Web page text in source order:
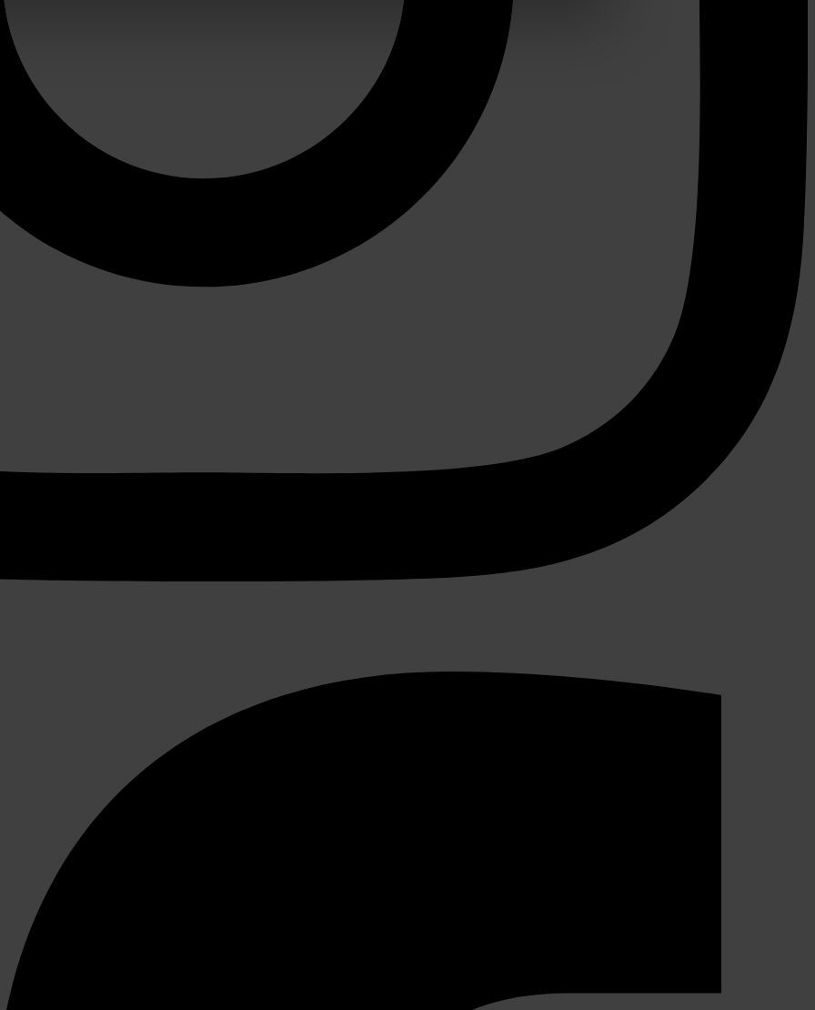
en advertenties te personaliseren, om functies voor social media te bieden en om ons
Ook delen we informatie over uw gebruik van onze site met onze partners voor social
Deze partners kunnen deze gegevens combineren met andere informatie die u aan ze heeft
op basis van uw gebruik van hun services.